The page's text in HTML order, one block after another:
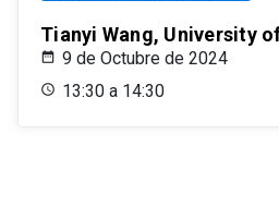
Tianyi Wang, University
9 de Octubre de 2024
13:30 a 14:30